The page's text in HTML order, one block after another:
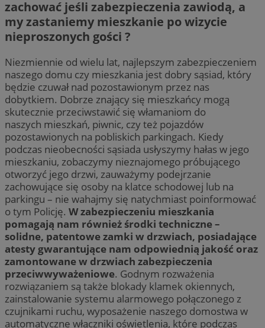
zachować jeśli zabezpieczenia zawiodą, a
my zastaniemy mieszkanie po wizycie
nieproszonych gości ?
Niezmiennie od wielu lat, najlepszym zabezpieczeniem
naszego domu czy mieszkania jest dobry sąsiad, który
będzie czuwał nad pozostawionym przez nas
dobytkiem. Dobrze znający się mieszkańcy mogą
skutecznie przeciwstawić się włamaniom do
naszych mieszkań, piwnic, czy też pojazdów
pozostawionych na pobliskich parkingach. Kiedy
podczas nieobecności sąsiada usłyszymy hałas w jego
mieszkaniu, zobaczymy nieznajomego próbującego
otworzyć jego drzwi, zauważymy podejrzanie
zachowujące się osoby na klatce schodowej lub na
parkingu – nie wahajmy się natychmiast poinformować
o tym Policję. W zabezpieczeniu mieszkania
pomagają nam również środki techniczne –
solidne, patentowe zamki w drzwiach, posiadające
atesty gwarantujące nam odpowiednią jakość oraz
zamontowane w drzwiach zabezpieczenia
przeciwwyważeniowe. Godnym rozważenia
rozwiązaniem są także blokady klamek okiennych,
zainstalowanie systemu alarmowego połączonego z
czujnikami ruchu, wyposażenie naszego domostwa w
automatyczne włączniki oświetlenia, które podczas